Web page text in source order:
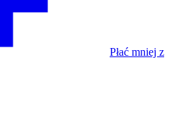
Płać mniej z